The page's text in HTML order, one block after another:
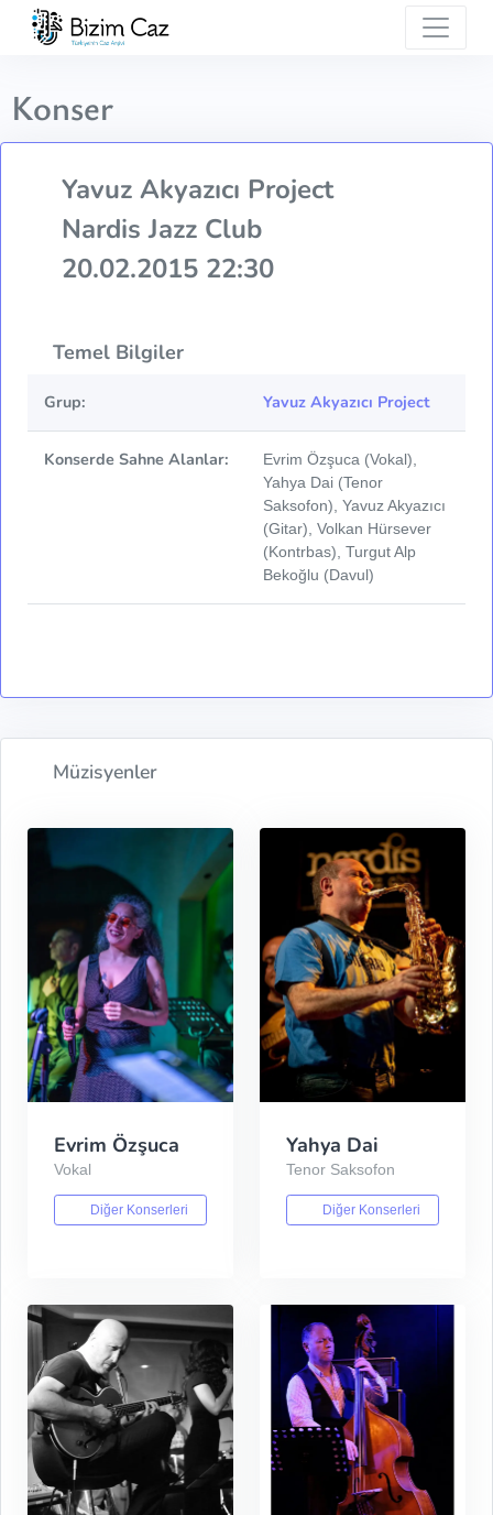
Konser
Yavuz Akyazıcı Project
Nardis Jazz Club
20.02.2015 22:30
Temel Bilgiler
Grup: Yavuz Akyazıcı Project
Konserde Sahne Alanlar:
Evrim Özşuca (Vokal),
Yahya Dai (Tenor
Saksofon), Yavuz Akyazıcı
(Gitar), Volkan Hürsever
(Kontrbas), Turgut Alp
Bekoğlu (Davul)
Müzisyenler
Evrim Özşuca
Vokal
Diğer Konserleri
Yahya Dai
Tenor Saksofon
Diğer Konserleri